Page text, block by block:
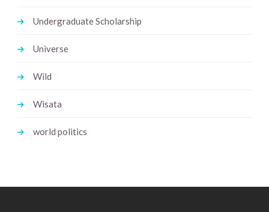
Undergraduate Scholarship
Universe
Wild
Wisata
world politics